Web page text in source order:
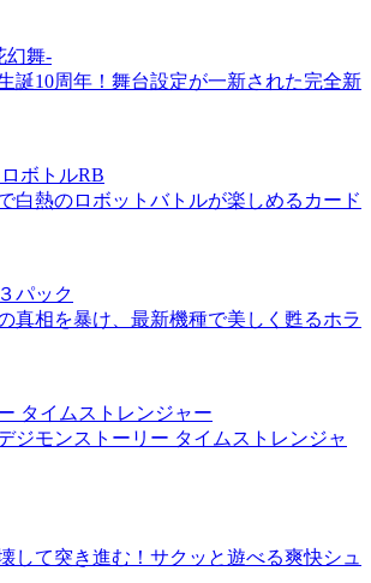
幻舞-
誕10周年！舞台設定が一新された完全新
ボトルRB
白熱のロボットバトルが楽しめるカード
パック
真相を暴け、最新機種で美しく甦るホラ
タイムストレンジャー
ジモンストーリー タイムストレンジャ
して突き進む！サクッと遊べる爽快シュ